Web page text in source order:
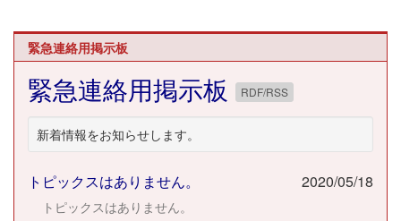
緊急連絡用掲示板
緊急連絡用掲示板 RDF/RSS
新着情報をお知らせします。
トピックスはありません。 2020/05/18
トピックスはありません。